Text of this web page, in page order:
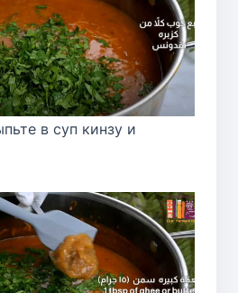
в суп кинзу и